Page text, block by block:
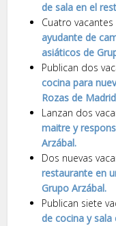
de sala en el
Cuatro
ayudante de
asiáticos de
Publican dos
cocina para
Rozas de
Lanzan dos
maitre y
Arzábal.
Dos nuevas
restaurante en
Grupo Arzábal.
Publican siete
de cocina y